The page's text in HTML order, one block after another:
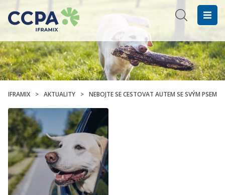
IFRAMIX > AKTUALITY > NEBOJTE SE CESTOVAT AUTEM SE SVÝM PSEM